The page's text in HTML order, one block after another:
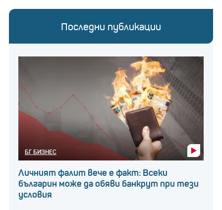
Последни публикации
БГ БИЗНЕС
Личният фалит вече е факт: Всеки
българин може да обяви банкрут при тези
условия